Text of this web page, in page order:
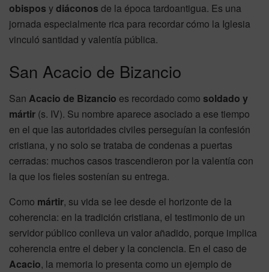
obispos ydiáconos de la época tardoantigua. Es una
jornada especialmente rica para recordar cómo la Iglesia
vinculó santidad y valentía pública.
San Acacio de Bizancio
San Acacio de Bizancio es recordado como soldado y
mártir (s. IV). Su nombre aparece asociado a ese tiempo
en el que las autoridades civiles perseguían la confesión
cristiana, y no solo se trataba de condenas a puertas
cerradas: muchos casos trascendieron por la valentía con
la que los fieles sostenían su entrega.
Como mártir, su vida se lee desde el horizonte de la
coherencia: en la tradición cristiana, el testimonio de un
servidor público conlleva un valor añadido, porque implica
coherencia entre el deber y la conciencia. En el caso de
Acacio, la memoria lo presenta como un ejemplo de